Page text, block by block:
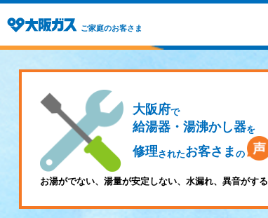
ご家庭のお客さま
大阪府で
給湯器・湯沸かし器を
修理されたお客さま の
お湯がでない、湯量が安定しない、水漏れ、異音がす